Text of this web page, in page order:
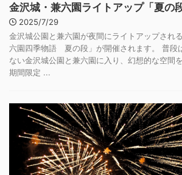
金沢城・兼六園ライトアップ「夏の
2025/7/29
金沢城公園と兼六園が夜間にライトアップされ
六園四季物語 夏の段」が開催されます。 普段
ない金沢城公園と兼六園に入り、幻想的な空間
期間限定 ...